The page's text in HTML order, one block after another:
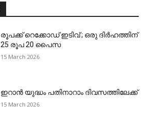
രൂപക്ക് റെക്കോഡ് ഇടിവ് ; ഒരു ദിര്‍ഹത്തിന്
25 രൂപ 20 പൈസ
15 March 2026
ഇറാന്‍ യുദ്ധം പതിനാറാം ദിവസത്തിലേക്ക്
15 March 2026